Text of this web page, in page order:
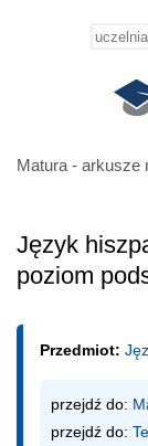
Matura - arkusze
Język
poziom
Przedmiot:
przejdź do:
przejdź do: